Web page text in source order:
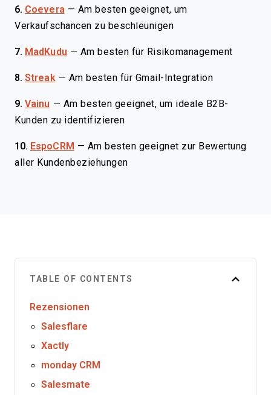
6. Coevera — Am besten geeignet, um
Verkaufschancen zu beschleunigen
7. MadKudu — Am besten für Risikomanagement
8. Streak — Am besten für Gmail-Integration
9. Vainu — Am besten geeignet, um ideale B2B-
Kunden zu identifizieren
10. EspoCRM — Am besten geeignet zur Bewertung
aller Kundenbeziehungen
TABLE OF CONTENTS
Rezensionen
Salesflare
Xactly
monday CRM
Salesmate